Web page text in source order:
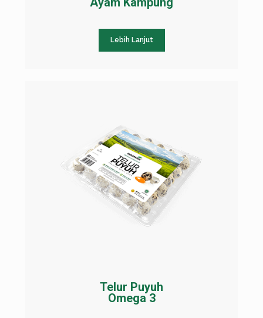
Lebih Lanjut
Telur Puyuh
Omega 3